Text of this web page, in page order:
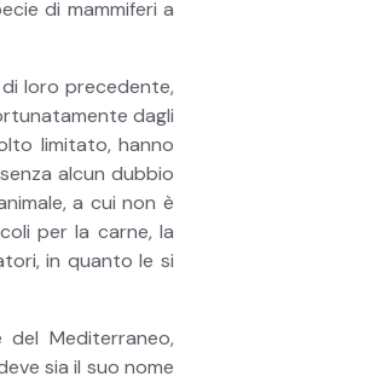
di mammiferi a
di loro precedente,
dagli
limitato, hanno
alcun dubbio
a cui non è
per la carne, la
in quanto le si
del Mediterraneo,
sia il suo nome